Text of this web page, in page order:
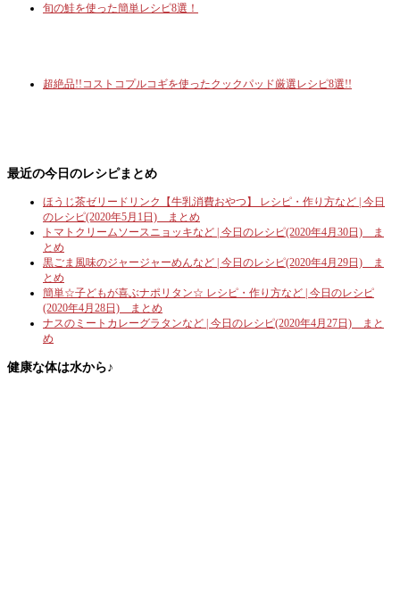
旬の鮭を使った簡単レシピ8選！
超絶品!!コストコプルコギを使ったクックパッド厳選レシピ8選!!
最近の今日のレシピまとめ
ほうじ茶ゼリードリンク【牛乳消費おやつ】 レシピ・作り方など | 今日
のレシピ(2020年5月1日) まとめ
トマトクリームソースニョッキなど | 今日のレシピ(2020年4月30日) ま
とめ
黒ごま風味のジャージャーめんなど | 今日のレシピ(2020年4月29日) ま
とめ
簡単☆子どもが喜ぶナポリタン☆ レシピ・作り方など | 今日のレシピ
(2020年4月28日) まとめ
ナスのミートカレーグラタンなど | 今日のレシピ(2020年4月27日) まと
め
健康な体は水から♪